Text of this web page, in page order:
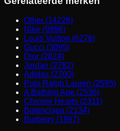
Other (14226)
Nike (9896)
Louis Vuitton (6276)
Gucci (3095)
Dior (2824)
Jordan (2782)
Adidas (2700)
Polo Ralph Lauren (2595)
A Bathing Ape (2536)
Chrome Hearts (2311)
Balenciaga (2134)
Burberry (1967)